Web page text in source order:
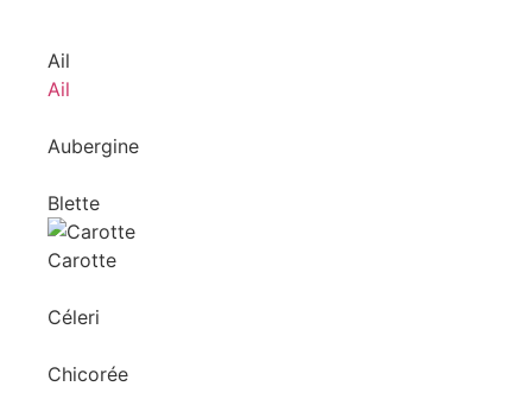
Ail
Ail
Aubergine
Blette
Carotte
Céleri
Chicorée